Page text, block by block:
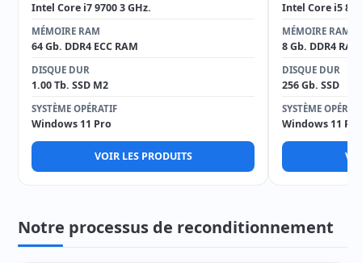
Intel Core i7 9700 3 GHz.
MÉMOIRE RAM
64 Gb. DDR4 ECC RAM
DISQUE DUR
1.00 Tb. SSD M2
SYSTÈME OPÉRATIF
Windows 11 Pro
VOIR LES PRODUITS
Intel Core i5
MÉMOIRE RAM
8 Gb. DDR4 RAM
DISQUE DUR
256 Gb. SSD
SYSTÈME
Windows 11 Pro
Notre processus de reconditionnement